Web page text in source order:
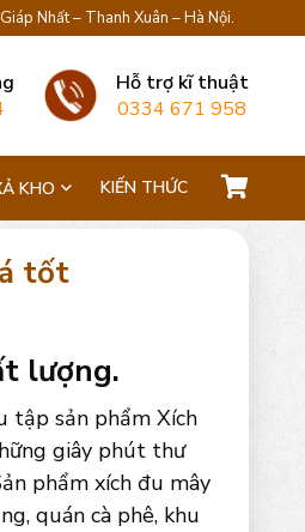
Nhất – Thanh Xuân – Hà Nội.
Hỗ trợ kĩ thuật
0334 671 958
KHO KIẾN THỨC
tốt
lượng.
tập sản phẩm Xích
giây phút thư
phẩm xích đu mây
quán cà phê, khu